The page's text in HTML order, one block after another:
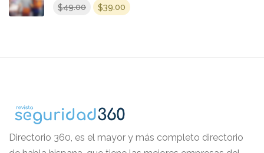
$49.00
El$39.00 El
Directorio 360, es el mayor y más completo directorio